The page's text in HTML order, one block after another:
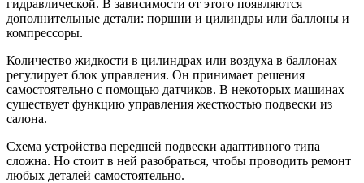
гидравлической. В зависимости от этого появляются
дополнительные детали: поршни и цилиндры или баллоны и
компрессоры.
Количество жидкости в цилиндрах или воздуха в баллонах
регулирует блок управления. Он принимает решения
самостоятельно с помощью датчиков. В некоторых машинах
существует функцию управления жесткостью подвески из
салона.
Схема устройства передней подвески адаптивного типа
сложна. Но стоит в ней разобраться, чтобы проводить ремонт
любых деталей самостоятельно.